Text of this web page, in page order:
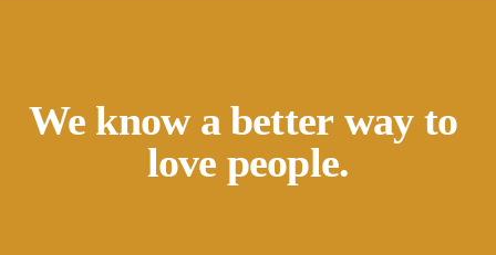
We know a better way to
love people.